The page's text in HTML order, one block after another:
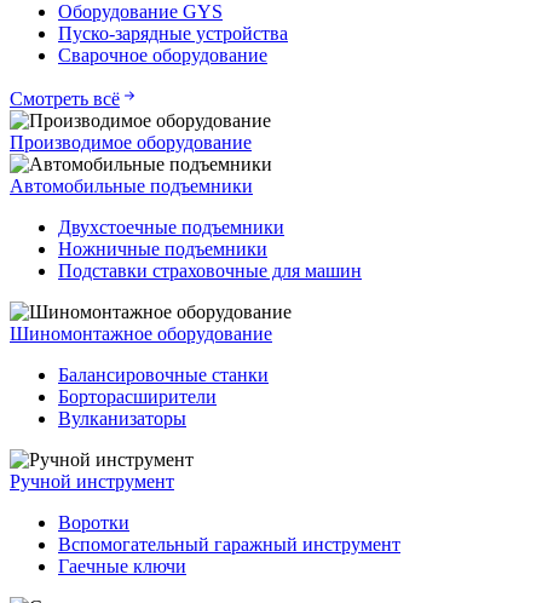
Оборудование GYS
Пуско-зарядные устройства
Сварочное оборудование
Смотреть всё
Производимое оборудование
Автомобильные подъемники
Двухстоечные подъемники
Ножничные подъемники
Подставки страховочные для машин
Шиномонтажное оборудование
Балансировочные станки
Борторасширители
Вулканизаторы
Ручной инструмент
Воротки
Вспомогательный гаражный инструмент
Гаечные ключи